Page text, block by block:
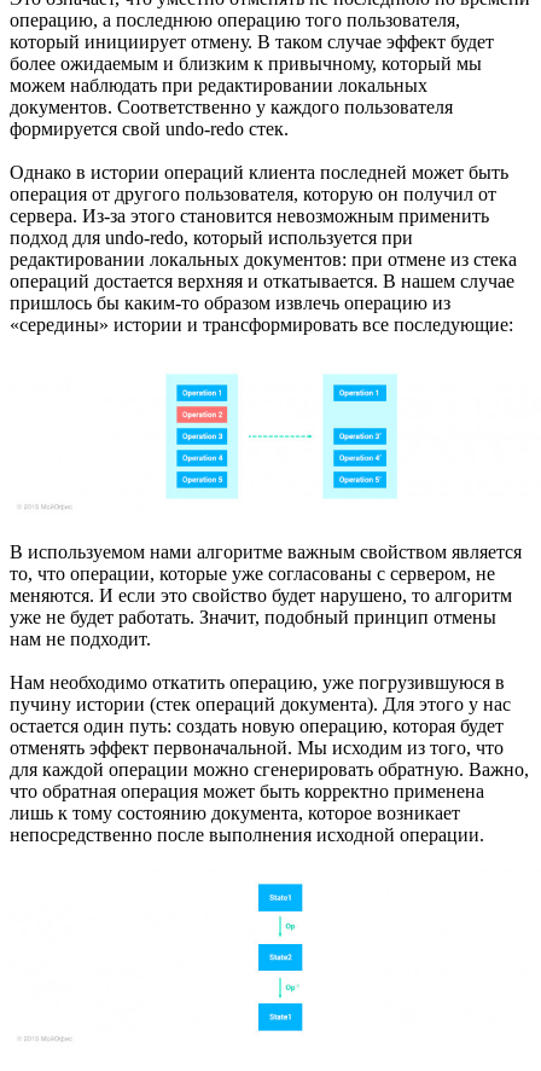
операцию, а последнюю операцию того пользователя,
который инициирует отмену. В таком случае эффект будет
более ожидаемым и близким к привычному, который мы
можем наблюдать при редактировании локальных
документов. Соответственно у каждого пользователя
формируется свой undo-redo стек.
Однако в истории операций клиента последней может быть
операция от другого пользователя, которую он получил от
сервера. Из-за этого становится невозможным применить
подход для undo-redo, который используется при
редактировании локальных документов: при отмене из стека
операций достается верхняя и откатывается. В нашем случае
пришлось бы каким-то образом извлечь операцию из
«середины» истории и трансформировать все последующие:
В используемом нами алгоритме важным свойством является
то, что операции, которые уже согласованы с сервером, не
меняются. И если это свойство будет нарушено, то алгоритм
уже не будет работать. Значит, подобный принцип отмены
нам не подходит.
Нам необходимо откатить операцию, уже погрузившуюся в
пучину истории (стек операций документа). Для этого у нас
остается один путь: создать новую операцию, которая будет
отменять эффект первоначальной. Мы исходим из того, что
для каждой операции можно сгенерировать обратную. Важно,
что обратная операция может быть корректно применена
лишь к тому состоянию документа, которое возникает
непосредственно после выполнения исходной операции.